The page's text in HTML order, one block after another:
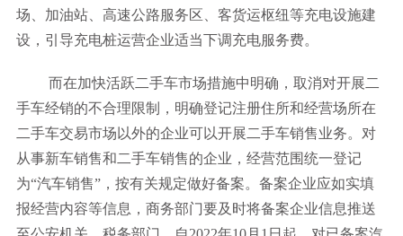
场、加油站、高速公路服务区、客货运枢纽等充电设施建
设，引导充电桩运营企业适当下调充电服务费。
而在加快活跃二手车市场措施中明确，取消对开展二
手车经销的不合理限制，明确登记注册住所和经营场所在
二手车交易市场以外的企业可以开展二手车销售业务。对
从事新车销售和二手车销售的企业，经营范围统一登记
为“汽车销售”，按有关规定做好备案。备案企业应如实填
报经营内容等信息，商务部门要及时将备案企业信息推送